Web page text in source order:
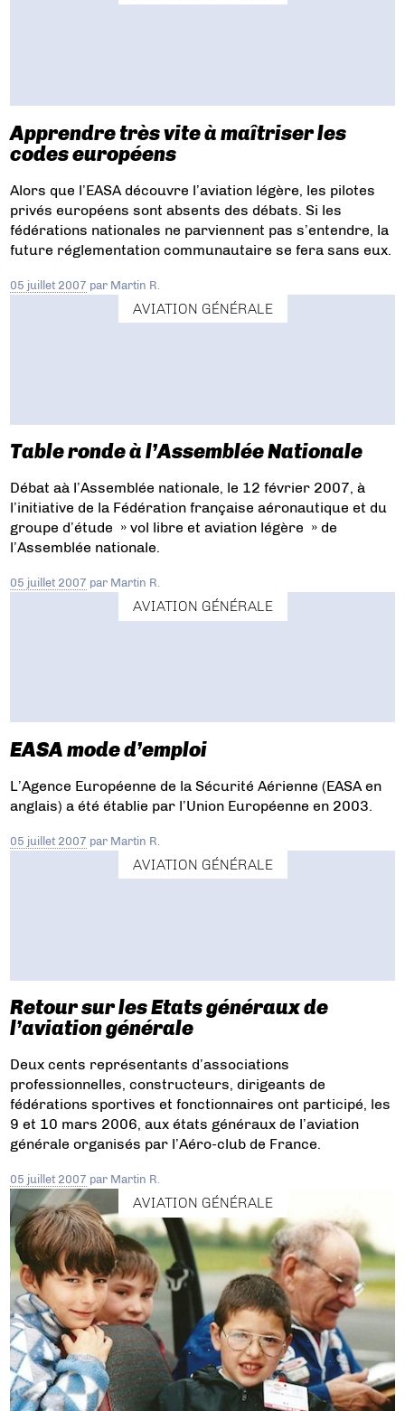
Apprendre très vite à maîtriser les
codes européens
Alors que l’EASA découvre l’aviation légère, les pilotes
privés européens sont absents des débats. Si les
fédérations nationales ne parviennent pas s’entendre, la
future réglementation communautaire se fera sans eux.
05 juillet 2007 par Martin R.
AVIATION GÉNÉRALE
Table ronde à l’Assemblée Nationale
Débat aà l’Assemblée nationale, le 12 février 2007, à
l’initiative de la Fédération française aéronautique et du
groupe d’étude » vol libre et aviation légère » de
l’Assemblée nationale.
05 juillet 2007 par Martin R.
AVIATION GÉNÉRALE
EASA mode d’emploi
L’Agence Européenne de la Sécurité Aérienne (EASA en
anglais) a été établie par l’Union Européenne en 2003.
05 juillet 2007 par Martin R.
AVIATION GÉNÉRALE
Retour sur les Etats généraux de
l’aviation générale
Deux cents représentants d’associations
professionnelles, constructeurs, dirigeants de
fédérations sportives et fonctionnaires ont participé, les
9 et 10 mars 2006, aux états généraux de l’aviation
générale organisés par l’Aéro-club de France.
05 juillet 2007 par Martin R.
AVIATION GÉNÉRALE